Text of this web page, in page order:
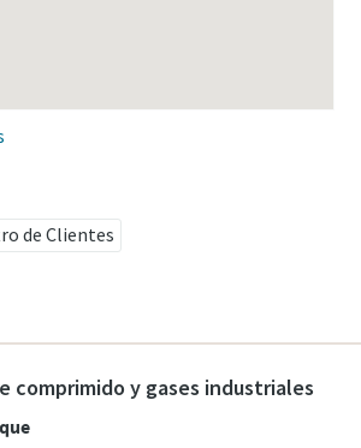
de Clientes
comprimido y gases industriales